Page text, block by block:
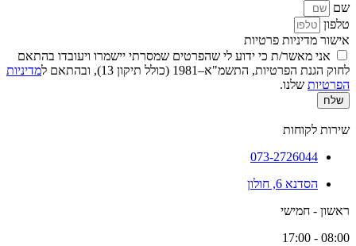
שם
טלפון
אישור מדיניות פרטיות
אני מאשר/ת כי ידוע לי שהפרטים שמסרתי יישמרו ויעובדו בהתאם
לחוק הגנת הפרטיות, התשמ"א–1981 (כולל תיקון 13), ובהתאם ל
מדיניות
הפרטיות שלנו.
שלח
שירות לקוחות
073-2726044
הסדנא 6, חולון
ראשון - חמישי
08:00 - 17:00